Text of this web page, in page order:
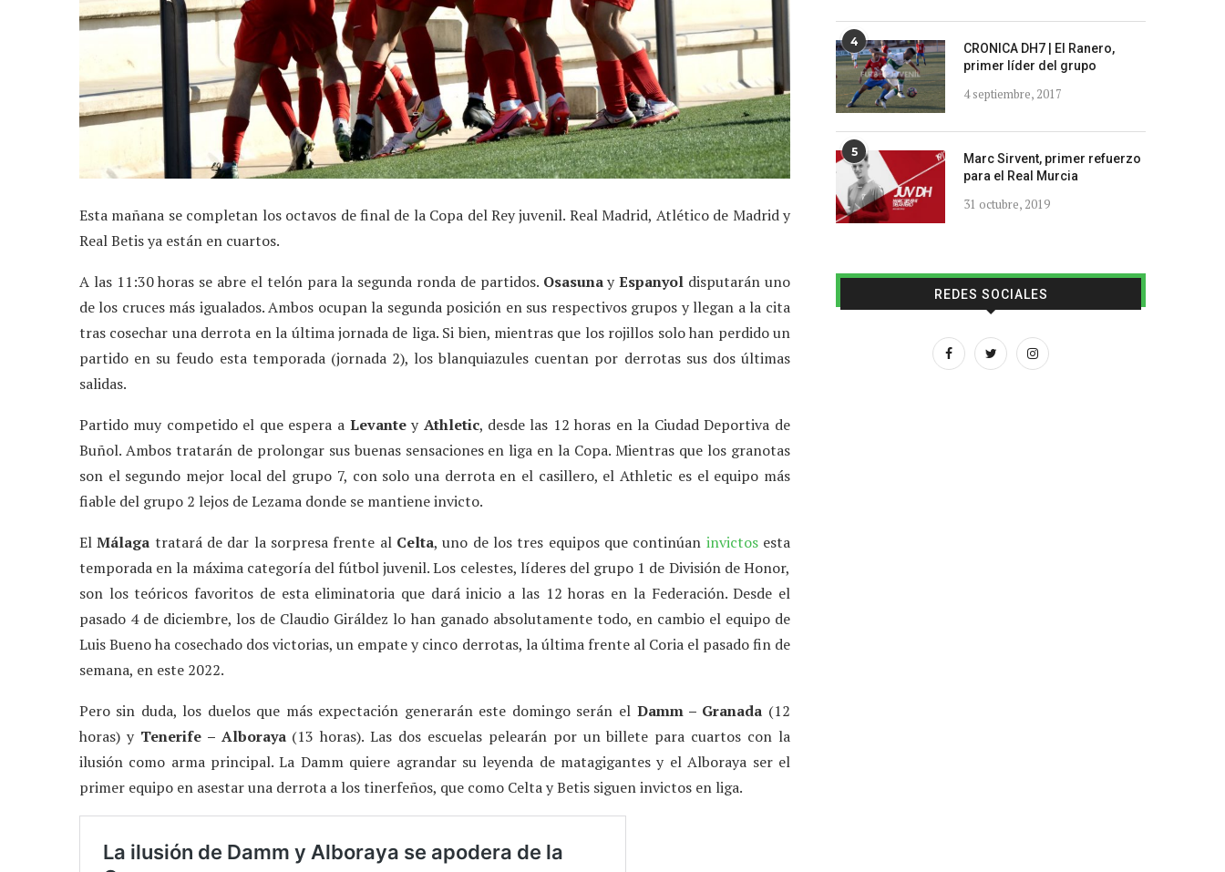
Esta mañana se completan los octavos de final de la Copa del Rey juvenil. Real Madrid, Atlético de Madrid y
Real Betis ya están en cuartos.
A las 11:30 horas se abre el telón para la segunda ronda de partidos. OsasunayEspanyol disputarán uno
de los cruces más igualados. Ambos ocupan la segunda posición en sus respectivos grupos y llegan a la cita
tras cosechar una derrota en la última jornada de liga. Si bien, mientras que los rojillos solo han perdido un
partido en su feudo esta temporada (jornada 2), los blanquiazules cuentan por derrotas sus dos últimas
salidas.
Partido muy competido el que espera a Levantey Athletic, desde las 12 horas en la Ciudad Deportiva de
Buñol. Ambos tratarán de prolongar sus buenas sensaciones en liga en la Copa. Mientras que los granotas
son el segundo mejor local del grupo 7, con solo una derrota en el casillero, el Athletic es el equipo más
fiable del grupo 2 lejos de Lezama donde se mantiene invicto.
ElMálaga tratará de dar la sorpresa frente al Celta, uno de los tres equipos que continúan invictosesta
temporada en la máxima categoría del fútbol juvenil. Los celestes, líderes del grupo 1 de División de Honor,
son los teóricos favoritos de esta eliminatoria que dará inicio a las 12 horas en la Federación. Desde el
pasado 4 de diciembre, los de Claudio Giráldez lo han ganado absolutamente todo, en cambio el equipo de
Luis Bueno ha cosechado dos victorias, un empate y cinco derrotas, la última frente al Coria el pasado fin de
semana, en este 2022.
Pero sin duda, los duelos que más expectación generarán este domingo serán el Damm – Granada (12
horas) y Tenerife – Alboraya (13 horas). Las dos escuelas pelearán por un billete para cuartos con la
ilusión como arma principal. La Damm quiere agrandar su leyenda de matagigantes y el Alboraya ser el
primer equipo en asestar una derrota a los tinerfeños, que como Celta y Betis siguen invictos en liga.
4
CRONICA DH7 | El Ranero,
primer líder del grupo
4 septiembre, 2017
5
Marc Sirvent, primer refuerzo
para el Real Murcia
31 octubre, 2019
REDES SOCIALES